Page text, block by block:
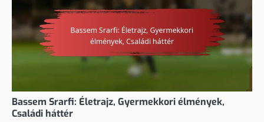
Bassem Srarfi: Életrajz, Gyermekkori élmények,
Családi háttér